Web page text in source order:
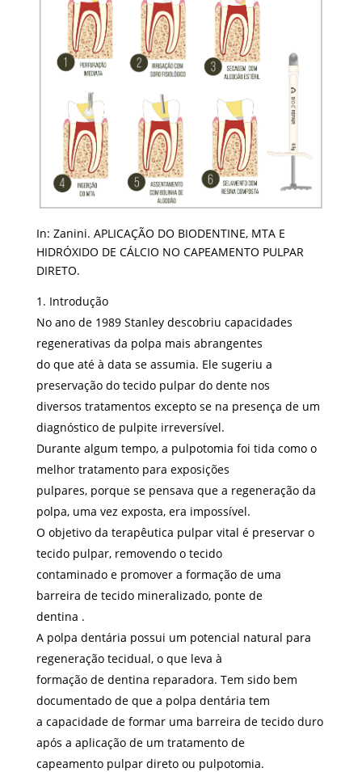
In: Zanini. APLICAÇÃO DO BIODENTINE, MTA E
HIDRÓXIDO DE CÁLCIO NO CAPEAMENTO PULPAR
DIRETO.
Introdução
No ano de 1989 Stanley descobriu capacidades
regenerativas da polpa mais abrangentes
do que até à data se assumia. Ele sugeriu a
preservação do tecido pulpar do dente nos
diversos tratamentos excepto se na presença de um
diagnóstico de pulpite irreversível.
Durante algum tempo, a pulpotomia foi tida como o
melhor tratamento para exposições
pulpares, porque se pensava que a regeneração da
polpa, uma vez exposta, era impossível.
O objetivo da terapêutica pulpar vital é preservar o
tecido pulpar, removendo o tecido
contaminado e promover a formação de uma
barreira de tecido mineralizado, ponte de
dentina .
A polpa dentária possui um potencial natural para
regeneração tecidual, o que leva à
formação de dentina reparadora. Tem sido bem
documentado de que a polpa dentária tem
a capacidade de formar uma barreira de tecido duro
após a aplicação de um tratamento de
capeamento pulpar direto ou pulpotomia.